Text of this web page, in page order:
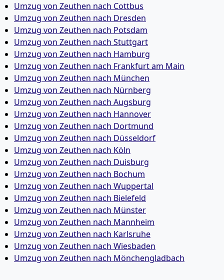
Umzug von Zeuthen nach Cottbus
Umzug von Zeuthen nach Dresden
Umzug von Zeuthen nach Potsdam
Umzug von Zeuthen nach Stuttgart
Umzug von Zeuthen nach Hamburg
Umzug von Zeuthen nach Frankfurt am Main
Umzug von Zeuthen nach München
Umzug von Zeuthen nach Nürnberg
Umzug von Zeuthen nach Augsburg
Umzug von Zeuthen nach Hannover
Umzug von Zeuthen nach Dortmund
Umzug von Zeuthen nach Düsseldorf
Umzug von Zeuthen nach Köln
Umzug von Zeuthen nach Duisburg
Umzug von Zeuthen nach Bochum
Umzug von Zeuthen nach Wuppertal
Umzug von Zeuthen nach Bielefeld
Umzug von Zeuthen nach Münster
Umzug von Zeuthen nach Mannheim
Umzug von Zeuthen nach Karlsruhe
Umzug von Zeuthen nach Wiesbaden
Umzug von Zeuthen nach Mönchen­gladbach